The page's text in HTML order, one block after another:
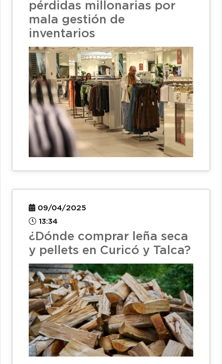
pérdidas millonarias por
mala gestión de
inventarios
09/04/2025
13:34
¿Dónde comprar leña seca
y pellets en Curicó y Talca?